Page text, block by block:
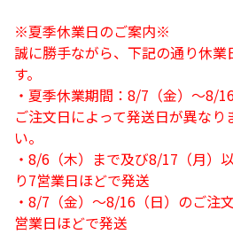
※夏季休業日のご案内※
誠に勝手ながら、下記の通り休業
す。
・夏季休業期間：8/7（金）～8/16
ご注文日によって発送日が異なり
い。
・8/6（木）まで及び8/17（月）
り7営業日ほどで発送
・8/7（金）～8/16（日）のご注
営業日ほどで発送